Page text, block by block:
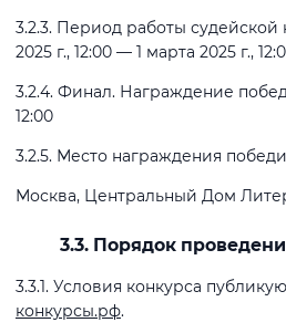
3.2.3. Период работы судейской
2025 г., 12:00 — 1 марта 2025 г.,
3.2.4. Финал. Награждение
12:00
3.2.5. Место награждения
Москва, Центральный Дом
3.3. Порядок
3.3.1. Условия конкурса
конкурсы.рф.